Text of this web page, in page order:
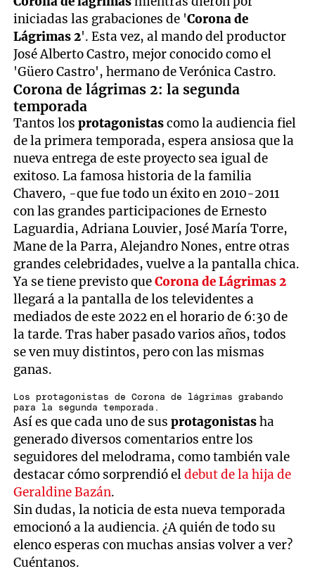
iniciadas las grabaciones de 'Corona de
Lágrimas 2'. Esta vez, al mando del productor
José Alberto Castro, mejor conocido como el
'Güero Castro', hermano de Verónica Castro.
Corona de lágrimas 2: la segunda
temporada
Tantos losprotagonistascomo la audiencia fiel
de la primera temporada, espera ansiosa que la
nueva entrega de este proyecto sea igual de
exitoso. La famosa historia de la familia
Chavero, -que fue todo un éxito en 2010-2011
con las grandes participaciones de Ernesto
Laguardia, Adriana Louvier, José María Torre,
Mane de la Parra, Alejandro Nones, entre otras
grandes celebridades, vuelve a la pantalla chica.
Ya se tiene previsto queCorona de Lágrimas 2
llegará a la pantalla de los televidentes a
mediados de este 2022 en el horario de 6:30 de
la tarde. Tras haber pasado varios años, todos
se ven muy distintos, pero con las mismas
ganas.
Los protagonistas de Corona de lágrimas grabando
para la segunda temporada.
Así es que cada uno de susprotagonistasha
generado diversos comentarios entre los
seguidores del melodrama, como también vale
destacar cómo sorprendió eldebut de la hija de
Geraldine Bazán.
Sin dudas, la noticia de esta nueva temporada
emocionó a la audiencia. ¿A quién de todo su
elenco esperas con muchas ansias volver a ver?
Cuéntanos.